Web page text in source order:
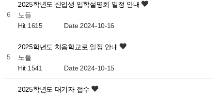
6
2025학년도 신입생 입학설명회 일정 안내
노들
Hit 1615 Date 2024-10-16
5
2025학년도 처음학교로 일정 안내
노들
Hit 1541 Date 2024-10-15
2025학년도 대기자 접수